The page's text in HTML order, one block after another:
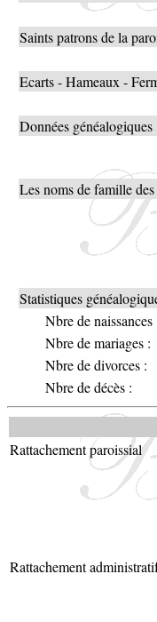
Saints patrons de la
Ecarts - Hameaux -
Données généalogiques
Les noms de famille des
Statistiques
Nbre de naissances
Nbre de mariages :
Nbre de divorces :
Nbre de décès :
Rattachement paroissial
Rattachement